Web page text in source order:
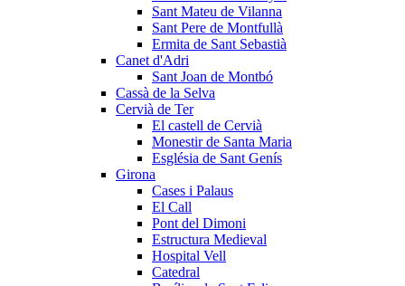
Sant Mateu de Vilanna
Sant Pere de Montfullà
Ermita de Sant Sebastià
Canet d'Adri
Sant Joan de Montbó
Cassà de la Selva
Cervià de Ter
El castell de Cervià
Monestir de Santa Maria
Església de Sant Genís
Girona
Cases i Palaus
El Call
Pont del Dimoni
Estructura Medieval
Hospital Vell
Catedral